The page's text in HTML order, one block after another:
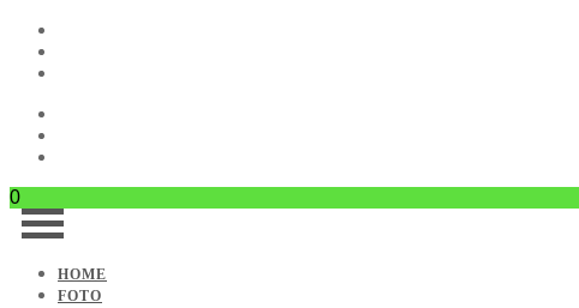
0
HOME
FOTO